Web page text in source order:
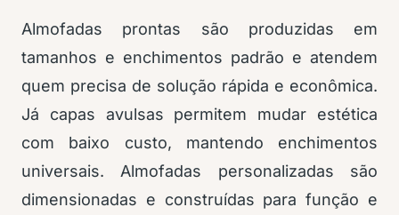
Almofadas prontas são produzidas em
tamanhos e enchimentos padrão e atendem
quem precisa de solução rápida e econômica.
Já capas avulsas permitem mudar estética
com baixo custo, mantendo enchimentos
universais. Almofadas personalizadas são
dimensionadas e construídas para função e